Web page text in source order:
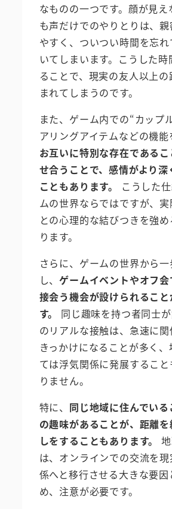
なものの一つです。顔が見え
も声だけでのやりとりは、
やすく、ついつい時間を忘
いてしまいます。こうした時
ることで、現実の友人以上
まれてしまうのです。
また、ゲーム内での“カップ
アリングアイテムなどの機能
お互いに特別な存在である
せ合うことで、感情がより深
こともあります。
こうした
ムの世界ならではですが、
との心理的な結びつきを強
ります。
さらに、ゲームの世界から
し、ゲームイベントやオフ
接会う機会が設けられること
す。
同じ趣味を持つ者同士
のリアルな接触は、急速に
きっかけになることが多く、
ては浮気関係に発展するこ
りません。
特に、 同じ地域に住んでい
の趣味があることが、距離
しをすることもあります。
は、オンラインでの交流を
係へと移行させる大きな要因
め、注意が必要です。